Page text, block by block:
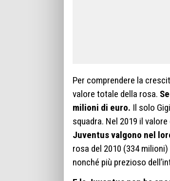
Per comprendere la
valore totale della rosa.
milioni di euro. Il solo
squadra. Nel 2019 il
Juventus valgono nel
rosa del 2010 (334
nonché più prezioso